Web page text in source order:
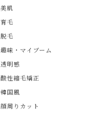
美肌
育毛
脱毛
趣味・マイブーム
透明感
酸性縮毛矯正
韓国風
顔周りカット